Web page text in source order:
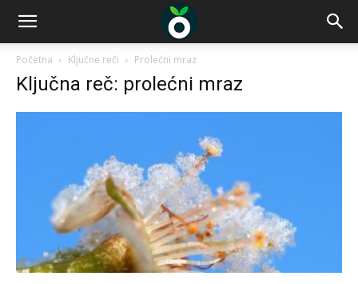
Početna Ključne reči Prolećni mraz
Ključna reč: prolećni mraz